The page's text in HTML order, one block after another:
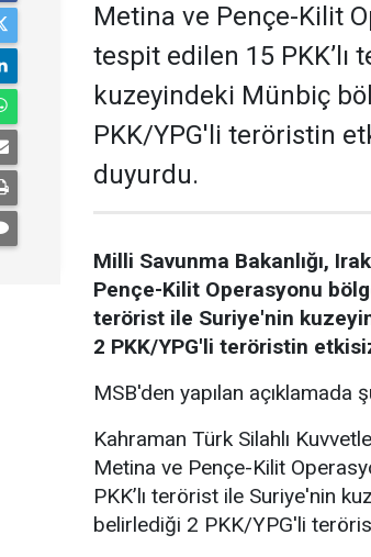
Metina ve Pençe-Kilit
tespit edilen 15 PKK’lı
kuzeyindeki Münbiç
PKK/YPG'li teröristin
duyurdu.
Milli Savunma Bakanlığı,
Pençe-Kilit Operasyonu
terörist ile Suriye'nin
2 PKK/YPG'li teröristin
MSB'den yapılan açıklamada
Kahraman Türk Silahlı
Metina ve Pençe-Kilit
PKK’lı terörist ile Suriye'nin
belirlediği 2 PKK/YPG'li